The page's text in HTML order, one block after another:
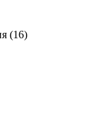
(16)